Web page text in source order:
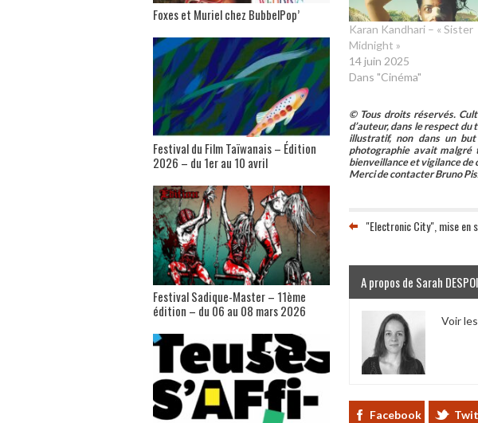
Karan Kandhari – « Sister
Midnight »
14 juin 2025
Dans "Cinéma"
© Tous droits réservés.
d’auteur, dans le respect
illustratif, non dans un
photographie avait malgré
bienveillance et vigilance
Merci de contacter Bruno
"Electronic City", mise en
A propos de Sarah
Voir
Facebook
Foxes et Muriel chez BubbelPop’
Festival du Film Taïwanais – Édition
2026 – du 1er au 10 avril
Festival Sadique-Master – 11ème
édition – du 06 au 08 mars 2026